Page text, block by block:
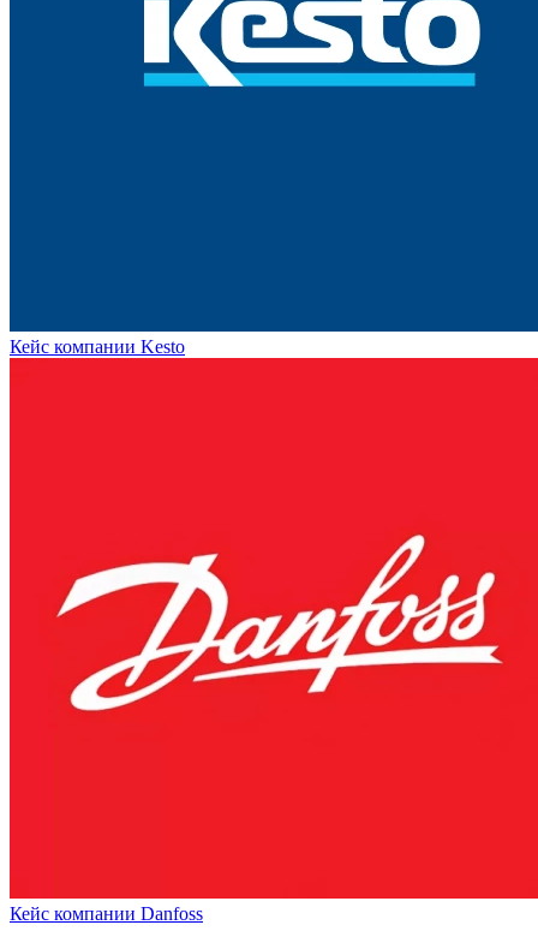
Кейс компании Kesto
Кейс компании Danfoss